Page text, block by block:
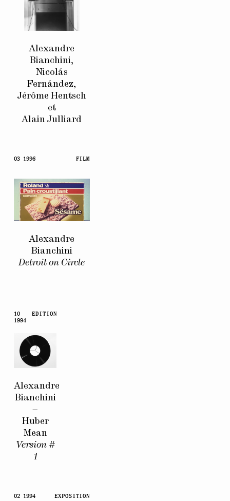
Alexandre
Bianchini,
Nicolás
Fernández,
Jérôme Hentsch
et
Alain Julliard
03 1996 FILM
Alexandre
Bianchini
Detroit on Circle
10
1994
EDITION
Alexandre
Bianchini
–
Huber
Mean
Version #
1
02 1994 EXPOSITION